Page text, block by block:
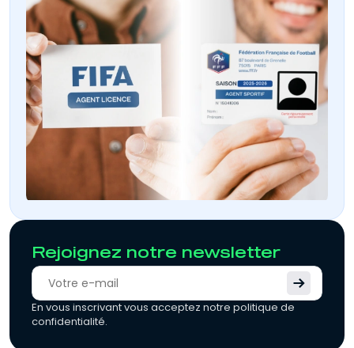
Rejoignez notre newsletter
En vous inscrivant vous acceptez notre politique de
confidentialité.